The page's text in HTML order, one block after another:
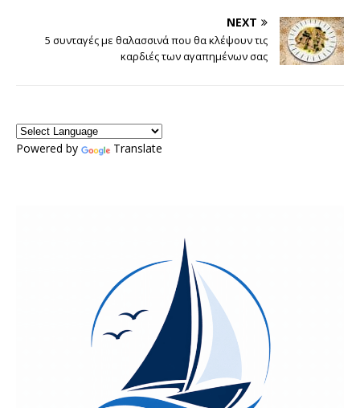
NEXT
5 συνταγές με θαλασσινά που θα κλέψουν τις
καρδιές των αγαπημένων σας
Powered by Translate